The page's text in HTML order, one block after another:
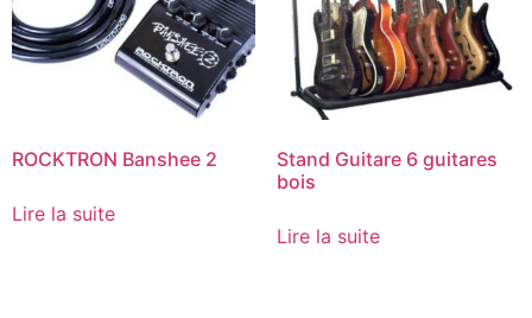
ROCKTRON Banshee 2
Lire la suite
Stand Guitare 6 guitares
bois
Lire la suite